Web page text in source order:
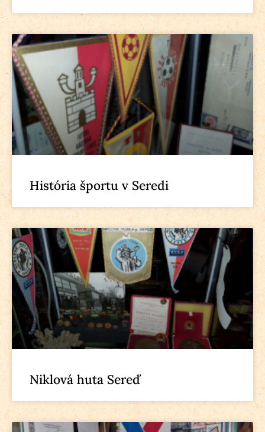
História športu v Seredi
Niklová huta Sereď